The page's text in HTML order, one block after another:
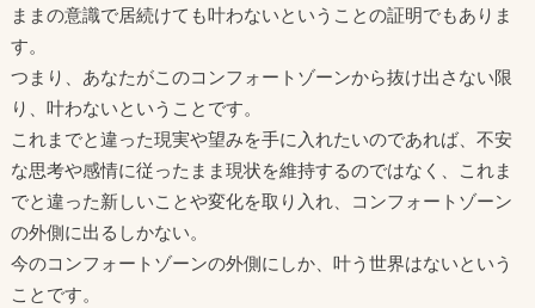
ままの意識で居続けても叶わないということの証明でもありま
す。
つまり、あなたがこのコンフォートゾーンから抜け出さない限
り、叶わないということです。
これまでと違った現実や望みを手に入れたいのであれば、不安
な思考や感情に従ったまま現状を維持するのではなく、これま
でと違った新しいことや変化を取り入れ、コンフォートゾーン
の外側に出るしかない。
今のコンフォートゾーンの外側にしか、叶う世界はないという
ことです。